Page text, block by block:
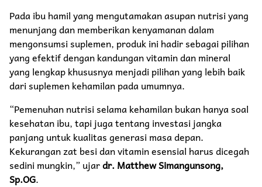
Pada ibu hamil yang mengutamakan asupan nutrisi yang
menunjang dan memberikan kenyamanan dalam
mengonsumsi suplemen, produk ini hadir sebagai pilihan
yang efektif dengan kandungan vitamin dan mineral
yang lengkap khususnya menjadi pilihan yang lebih baik
dari suplemen kehamilan pada umumnya.
“Pemenuhan nutrisi selama kehamilan bukan hanya soal
kesehatan ibu, tapi juga tentang investasi jangka
panjang untuk kualitas generasi masa depan.
Kekurangan zat besi dan vitamin esensial harus dicegah
sedini mungkin,” ujardr. Matthew Simangunsong,
Sp.OG.